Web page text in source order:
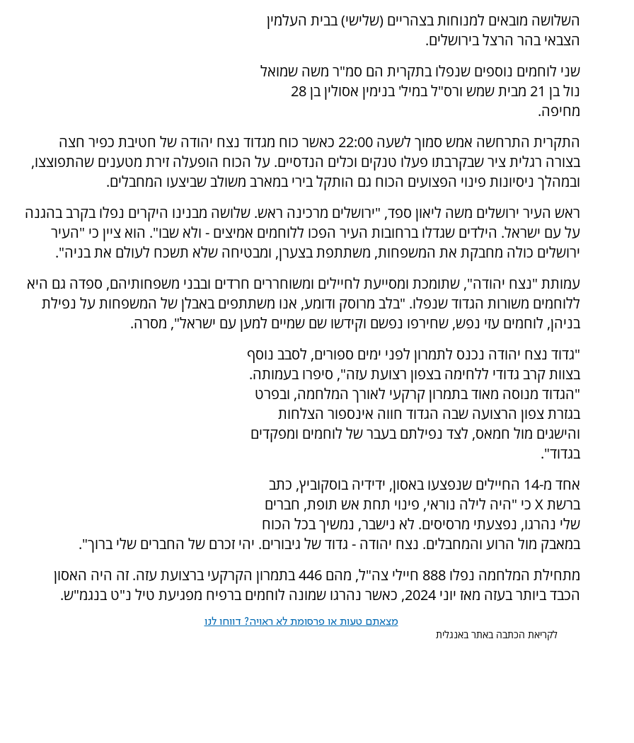
השלושה מובאים למנוחות בצהריים (שלישי) בבית העלמין
הצבאי בהר הרצל בירושלים.
שני לוחמים נוספים שנפלו בתקרית הם סמ"ר משה שמואל
נול בן 21 מבית שמש ורס"ל במיל' בנימין אסולין בן 28
מחיפה.
התקרית התרחשה אמש סמוך לשעה 22:00 כאשר כוח מגדוד נצח יהודה של חטיבת כפיר חצה
בצורה רגלית ציר שבקרבתו פעלו טנקים וכלים הנדסיים. על הכוח הופעלה זירת מטענים שהתפוצצו,
ובמהלך ניסיונות פינוי הפצועים הכוח גם הותקל בירי במארב משולב שביצעו המחבלים.
ראש העיר ירושלים משה ליאון ספד, "ירושלים מרכינה ראש. שלושה מבנינו היקרים נפלו בקרב בהגנה
על עם ישראל. הילדים שגדלו ברחובות העיר הפכו ללוחמים אמיצים - ולא שבו". הוא ציין כי "העיר
ירושלים כולה מחבקת את המשפחות, משתתפת בצערן, ומבטיחה שלא תשכח לעולם את בניה".
עמותת "נצח יהודה", שתומכת ומסייעת לחיילים ומשוחררים חרדים ובבני משפחותיהם, ספדה גם היא
ללוחמים משורות הגדוד שנפלו. "בלב מרוסק ודומע, אנו משתתפים באבלן של המשפחות על נפילת
בניהן, לוחמים עזי נפש, שחירפו נפשם וקידשו שם שמיים למען עם ישראל", מסרה.
"גדוד נצח יהודה נכנס לתמרון לפני ימים ספורים, לסבב נוסף
בצוות קרב גדודי ללחימה בצפון רצועת עזה", סיפרו בעמותה.
"הגדוד מנוסה מאוד בתמרון קרקעי לאורך המלחמה, ובפרט
בגזרת צפון הרצועה שבה הגדוד חווה אינספור הצלחות
והישגים מול חמאס, לצד נפילתם בעבר של לוחמים ומפקדים
בגדוד".
אחד מ-14 החיילים שנפצעו באסון, ידידיה בוסקוביץ, כתב
ברשת X כי "היה לילה נוראי, פינוי תחת אש תופת, חברים
שלי נהרגו, נפצעתי מרסיסים. לא נישבר, נמשיך בכל הכוח
במאבק מול הרוע והמחבלים. נצח יהודה - גדוד של גיבורים. יהי זכרם של החברים שלי ברוך".
מתחילת המלחמה נפלו 888 חיילי צה"ל, מהם 446 בתמרון הקרקעי ברצועת עזה. זה היה האסון
הכבד ביותר בעזה מאז יוני 2024, כאשר נהרגו שמונה לוחמים ברפיח מפגיעת טיל נ"ט בנגמ"ש.
מצאתם טעות או פרסומת לא ראויה? דווחו לנו
לקריאת הכתבה באתר באנגלית